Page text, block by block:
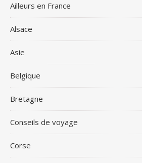
Ailleurs en France
Alsace
Asie
Belgique
Bretagne
Conseils de voyage
Corse